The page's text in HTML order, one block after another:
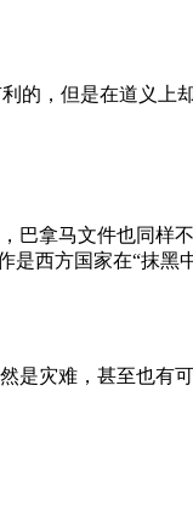
的，但是在道义
拿马文件也同
西方国家在“抹黑中
灾难，甚至也